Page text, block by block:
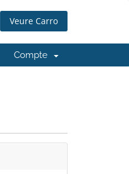
Veure Carro
Compte